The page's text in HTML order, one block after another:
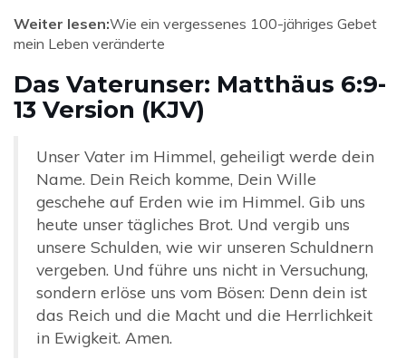
Weiter lesen:Wie ein vergessenes 100-jähriges Gebet
mein Leben veränderte
Das Vaterunser: Matthäus 6:9-
13 Version (KJV)
Unser Vater im Himmel, geheiligt werde dein
Name. Dein Reich komme, Dein Wille
geschehe auf Erden wie im Himmel. Gib uns
heute unser tägliches Brot. Und vergib uns
unsere Schulden, wie wir unseren Schuldnern
vergeben. Und führe uns nicht in Versuchung,
sondern erlöse uns vom Bösen: Denn dein ist
das Reich und die Macht und die Herrlichkeit
in Ewigkeit. Amen.